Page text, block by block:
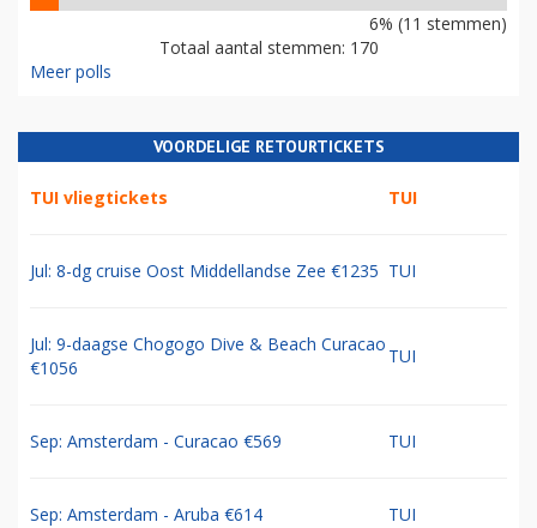
6% (11 stemmen)
Totaal aantal stemmen: 170
Meer polls
VOORDELIGE RETOURTICKETS
TUI vliegtickets TUI
Jul: 8-dg cruise Oost Middellandse Zee €1235 TUI
Jul: 9-daagse Chogogo Dive & Beach Curacao
€1056
TUI
Sep: Amsterdam - Curacao €569 TUI
Sep: Amsterdam - Aruba €614 TUI